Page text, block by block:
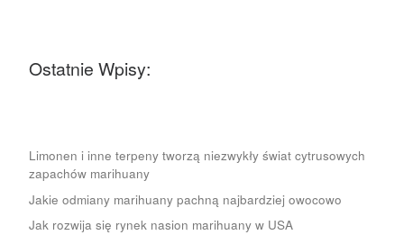
Ostatnie Wpisy:
Limonen i inne terpeny tworzą niezwykły świat cytrusowych
zapachów marihuany
Jakie odmiany marihuany pachną najbardziej owocowo
Jak rozwija się rynek nasion marihuany w USA